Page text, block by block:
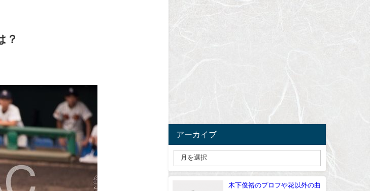
？
アーカイブ
木下俊裕のプロフや花以外の曲